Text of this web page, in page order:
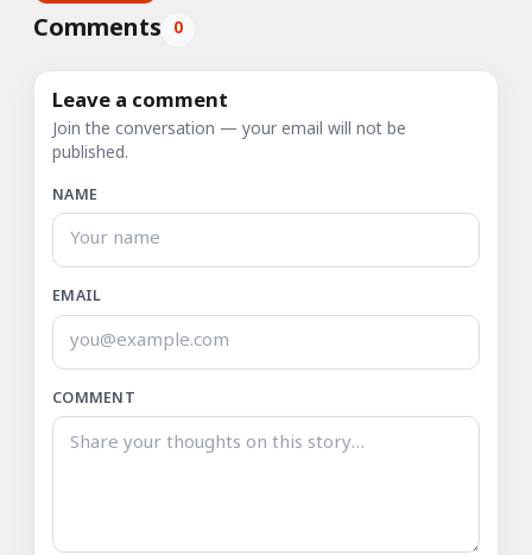
Comments 0
Leave a comment
Join the conversation — your email will not be
published.
NAME
EMAIL
COMMENT